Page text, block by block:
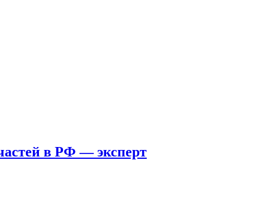
в РФ — эксперт